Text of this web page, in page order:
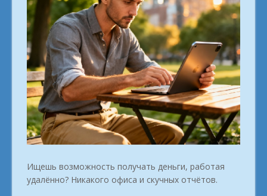
Ищешь возможность получать деньги, работая
удалённо? Никакого офиса и скучных отчётов.